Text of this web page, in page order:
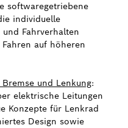
softwaregetriebene
individuelle
Fahrverhalten
auf höheren
und Lenkung:
elektrische Leitungen
Konzepte für Lenkrad
Design sowie